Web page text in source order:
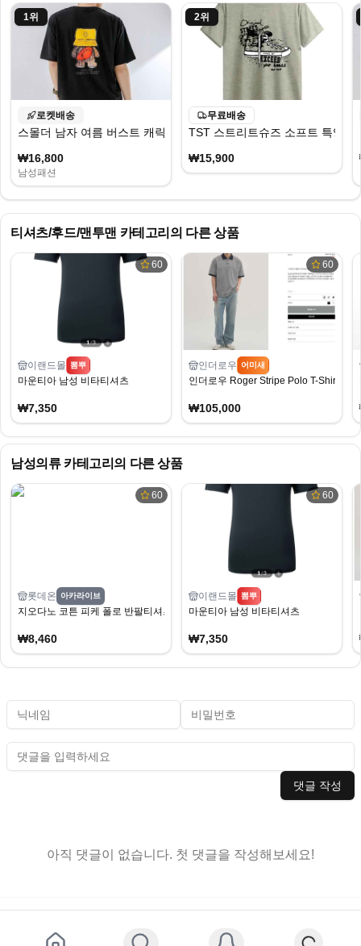
1위
로켓배송
스몰더 남자 여름 버스트 캐릭터 프린팅 반팔티 [1885]
₩16,800
남성패션
2위
무료배송
TST 스트리트슈즈 소프트 특양면
₩15,900
티셔츠/후드/맨투맨 카테고리의 다른 상품
60
이랜드몰 뽐뿌
마운티아 남성 비타티셔츠
₩7,350
60
인더로우 어미새
인더로우 Roger Stripe Polo T-Shirt
₩105,000
남성의류카테고리의 다른 상품
60
롯데온 아카라이브
지오다노 코튼 피케 폴로 반팔티셔츠 (8,460원/무료)
₩8,460
60
이랜드몰 뽐뿌
마운티아 남성 비타티셔츠
₩7,350
댓글 작성
아직 댓글이 없습니다. 첫 댓글을 작성해보세요!